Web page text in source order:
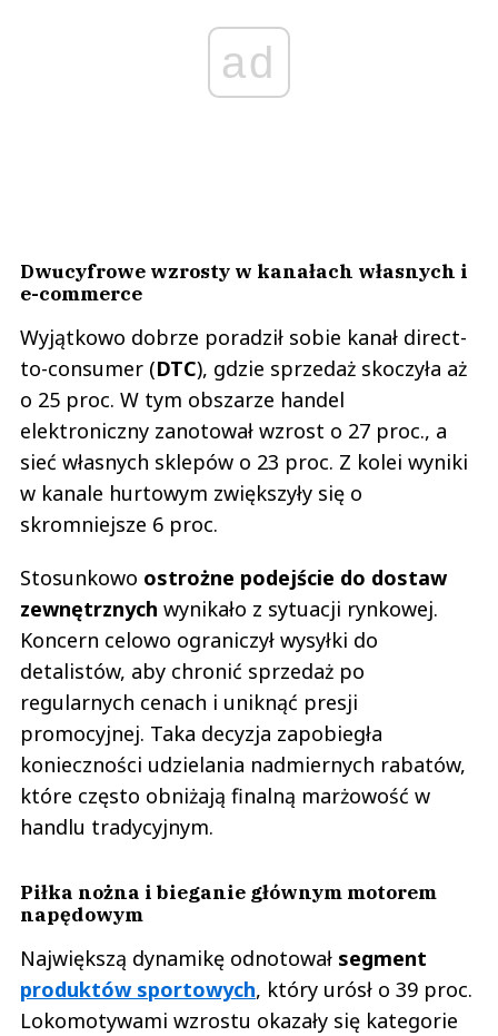
ad
Dwucyfrowe wzrosty w kanałach własnych i
e-commerce
Wyjątkowo dobrze poradził sobie kanał direct-
to-consumer (DTC), gdzie sprzedaż skoczyła aż
o 25 proc. W tym obszarze handel
elektroniczny zanotował wzrost o 27 proc., a
sieć własnych sklepów o 23 proc. Z kolei wyniki
w kanale hurtowym zwiększyły się o
skromniejsze 6 proc.
Stosunkowo ostrożne podejście do dostaw
zewnętrznych wynikało z sytuacji rynkowej.
Koncern celowo ograniczył wysyłki do
detalistów, aby chronić sprzedaż po
regularnych cenach i uniknąć presji
promocyjnej. Taka decyzja zapobiegła
konieczności udzielania nadmiernych rabatów,
które często obniżają finalną marżowość w
handlu tradycyjnym.
Piłka nożna i bieganie głównym motorem
napędowym
Największą dynamikę odnotował segment
produktów sportowych, który urósł o 39 proc.
Lokomotywami wzrostu okazały się kategorie